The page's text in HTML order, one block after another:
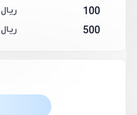
100 545,756 ریال
500 541,590 ریال